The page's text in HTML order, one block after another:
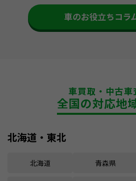
車のお役立ちコラ
車買取・中古車
全国の対応地
北海道・東北
北海道 青森県